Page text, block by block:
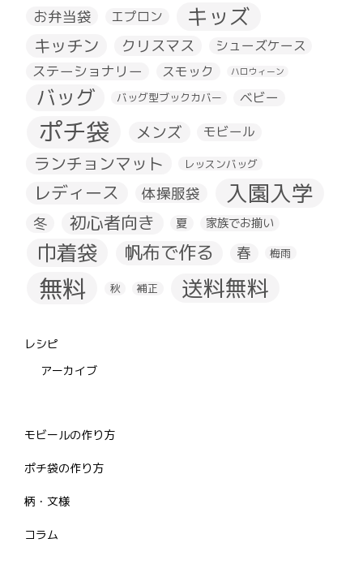
お弁当袋 エプロン キッズ
キッチン クリスマス シューズケース
ステーショナリー スモック ハロウィーン
バッグ バッグ型ブックカバー ベビー
ポチ袋 メンズ モビール
ランチョンマット レッスンバッグ
レディース 体操服袋 入園入学
冬 初心者向き 夏 家族でお揃い
巾着袋 帆布で作る 春 梅雨
無料 秋 補正 送料無料
レシピ
アーカイブ
モビールの作り方
ポチ袋の作り方
柄・文様
コラム